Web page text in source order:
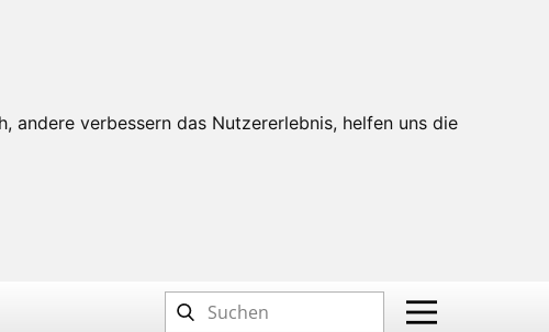
andere verbessern das Nutzererlebnis, helfen uns die